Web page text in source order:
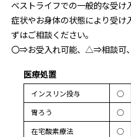
べストライフでの一般的な受け
症状やお身体の状態により受け
ずはご相談ください。
〇⇒お受入れ可能、△⇒相談可
医療処置
インスリン投与
◯
胃ろう
◯
在宅酸素療法
◯